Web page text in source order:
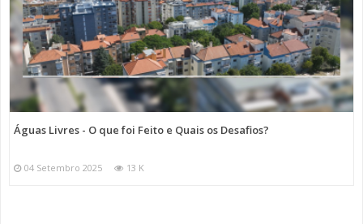
Águas Livres - O que foi Feito e Quais os Desafios?
04 Setembro 2025 13 K